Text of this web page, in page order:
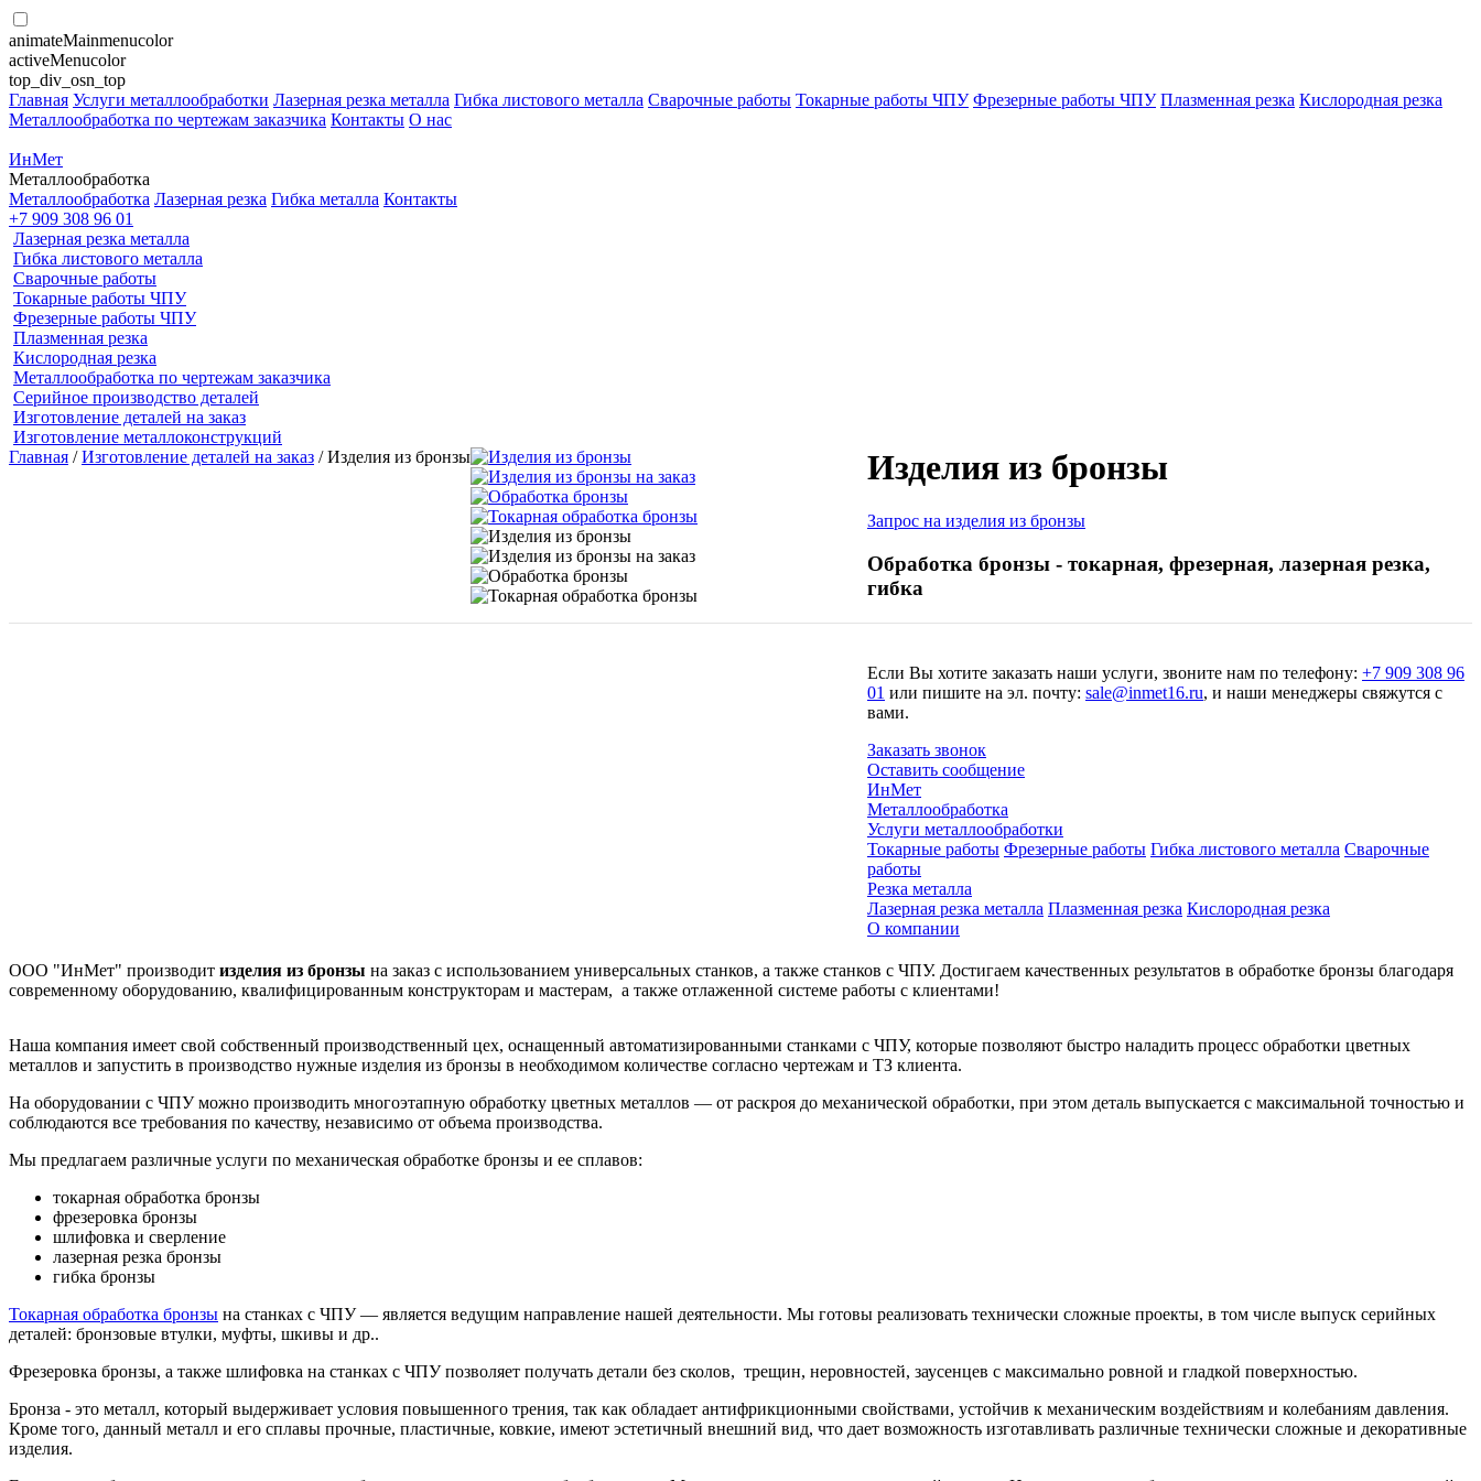
animateMainmenucolor
activeMenucolor
top_div_osn_top
Главная Услуги металлообработки Лазерная резка металла Гибка листового металла Сварочные работы Токарные работы ЧПУ Фрезерные работы ЧПУ Плазменная резка Кислородная резка
Металлообработка по чертежам заказчика Контакты О нас
ИнМет
Металлообработка
Металлообработка Лазерная резка Гибка металла Контакты
+7 909 308 96 01
Лазерная резка металла
Гибка листового металла
Сварочные работы
Токарные работы ЧПУ
Фрезерные работы ЧПУ
Плазменная резка
Кислородная резка
Металлообработка по чертежам заказчика
Серийное производство деталей
Изготовление деталей на заказ
Изготовление металлоконструкций
Главная /Изготовление деталей на заказ / Изделия из бронзы Изделия из бронзы
ООО "ИнМет" производит изделия из бронзы на заказ с использованием универсальных станков, а также станков с ЧПУ. Достигаем качественных результатов в обработке бронзы благодаря
современному оборудованию, квалифицированным конструкторам и мастерам, а также отлаженной системе работы с клиентами!
Запрос на изделия из бронзы
Обработка бронзы - токарная, фрезерная, лазерная резка,
гибка
Наша компания имеет свой собственный производственный цех, оснащенный автоматизированными станками с ЧПУ, которые позволяют быстро наладить процесс обработки цветных
металлов и запустить в производство нужные изделия из бронзы в необходимом количестве согласно чертежам и ТЗ клиента.
На оборудовании с ЧПУ можно производить многоэтапную обработку цветных металлов — от раскроя до механической обработки, при этом деталь выпускается с максимальной точностью и
соблюдаются все требования по качеству, независимо от объема производства.
Мы предлагаем различные услуги по механическая обработке бронзы и ее сплавов:
токарная обработка бронзы
фрезеровка бронзы
шлифовка и сверление
лазерная резка бронзы
гибка бронзы
Токарная обработка бронзы на станках с ЧПУ — является ведущим направление нашей деятельности. Мы готовы реализовать технически сложные проекты, в том числе выпуск серийных
деталей: бронзовые втулки, муфты, шкивы и др..
Фрезеровка бронзы, а также шлифовка на станках с ЧПУ позволяет получать детали без сколов, трещин, неровностей, заусенцев с максимально ровной и гладкой поверхностью.
Бронза - это металл, который выдерживает условия повышенного трения, так как обладает антифрикционными свойствами, устойчив к механическим воздействиям и колебаниям давления.
Кроме того, данный металл и его сплавы прочные, пластичные, ковкие, имеют эстетичный внешний вид, что дает возможность изготавливать различные технически сложные и декоративные
изделия.
Если Вы хотите заказать наши услуги, звоните нам по телефону: +7 909 308 96
01 или пишите на эл. почту: sale@inmet16.ru, и наши менеджеры свяжутся с
вами.
Заказать звонок
Оставить сообщение
ИнМет
Металлообработка
Услуги металлообработки
Токарные работы Фрезерные работы Гибка листового металла Сварочные
работы
Резка металла
Лазерная резка металла Плазменная резка Кислородная резка
О компании